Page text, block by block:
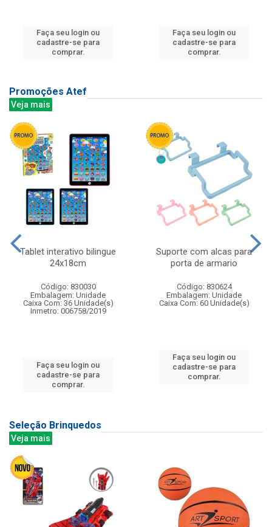
Faça seu login ou
cadastre-se para
comprar.
Faça seu login ou
cadastre-se para
comprar.
Promoções Atef
Veja mais
Tablet interativo bilingue
24x18cm
Código: 830030
Embalagem: Unidade
Caixa Com: 36 Unidade(s)
Inmetro: 006758/2019
Faça seu login ou
cadastre-se para
comprar.
Suporte com alcas para
porta de armario
Código: 830624
Embalagem: Unidade
Caixa Com: 60 Unidade(s)
Faça seu login ou
cadastre-se para
comprar.
Seleção Brinquedos
Veja mais